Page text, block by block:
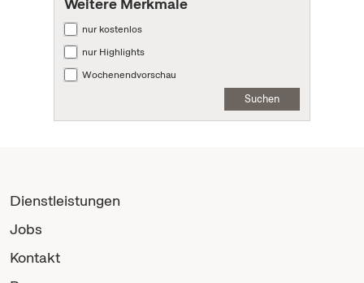
nur kostenlos
nur Highlights
Wochenendvorschau
Suchen
Dienstleistungen
Jobs
Kontakt